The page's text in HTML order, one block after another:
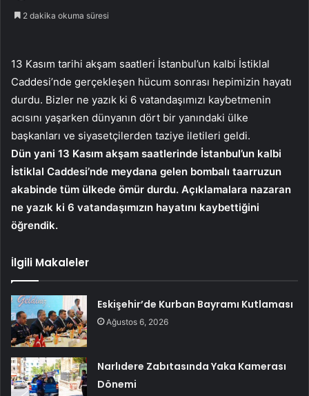
2 dakika okuma süresi
13 Kasım tarihi akşam saatleri İstanbul’un kalbi İstiklal
Caddesi’nde gerçekleşen hücum sonrası hepimizin hayatı
durdu. Bizler ne yazık ki 6 vatandaşımızı kaybetmenin
acısını yaşarken dünyanın dört bir yanındaki ülke
başkanları ve siyasetçilerden taziye iletileri geldi.
Dün yani 13 Kasım akşam saatlerinde İstanbul’un kalbi
İstiklal Caddesi’nde meydana gelen bombalı taarruzun
akabinde tüm ülkede ömür durdu. Açıklamalara nazaran
ne yazık ki 6 vatandaşımızın hayatını kaybettiğini
öğrendik.
İlgili Makaleler
Eskişehir’de Kurban Bayramı Kutlaması
Ağustos 6, 2026
Narlıdere Zabıtasında Yaka Kamerası
Dönemi